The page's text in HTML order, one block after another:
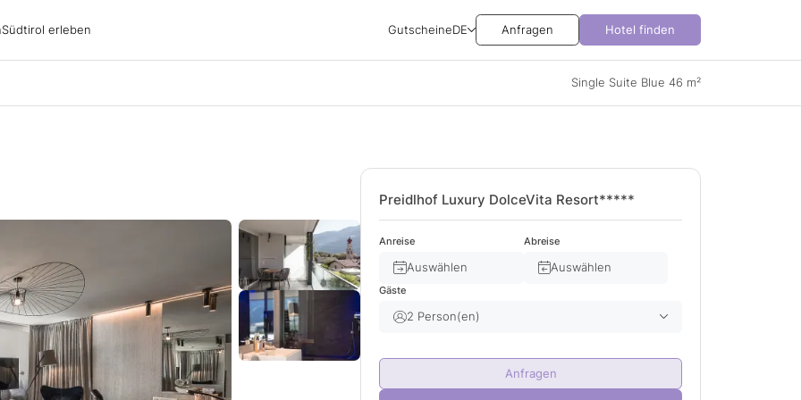
Südtirol erleben GutscheineDE Anfragen Hotel finden
Single Suite Blue 46 m²
Preidlhof Luxury DolceVita Resort*****
Anreise
Auswählen
Abreise
Auswählen
Gäste
2 Person(en)
Kind(er) 0
Anfragen